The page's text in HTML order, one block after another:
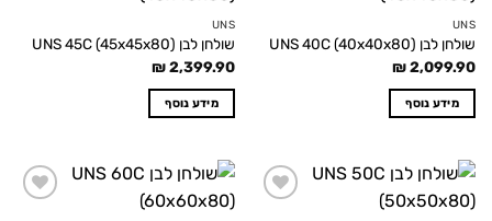
UNS
שולחן לבן UNS 40C (40x40x80)
₪2,099.90
מידע נוסף
UNS
שולחן לבן UNS 45C (45x45x80)
₪2,399.90
מידע נוסף